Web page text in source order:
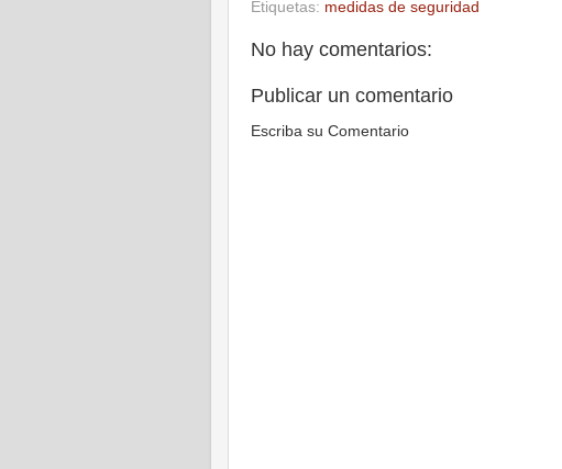
Etiquetas: medidas de seguridad
No hay comentarios:
Publicar un comentario
Escriba su Comentario